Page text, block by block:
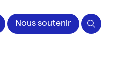
Nous soutenir